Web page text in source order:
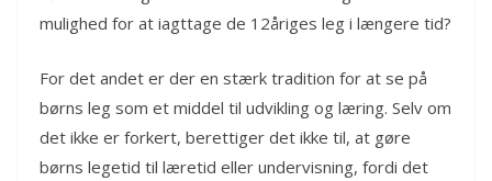
mulighed for at iagttage de 12åriges leg i længere tid?
For det andet er der en stærk tradition for at se på
børns leg som et middel til udvikling og læring. Selv om
det ikke er forkert, berettiger det ikke til, at gøre
børns legetid til læretid eller undervisning, fordi det